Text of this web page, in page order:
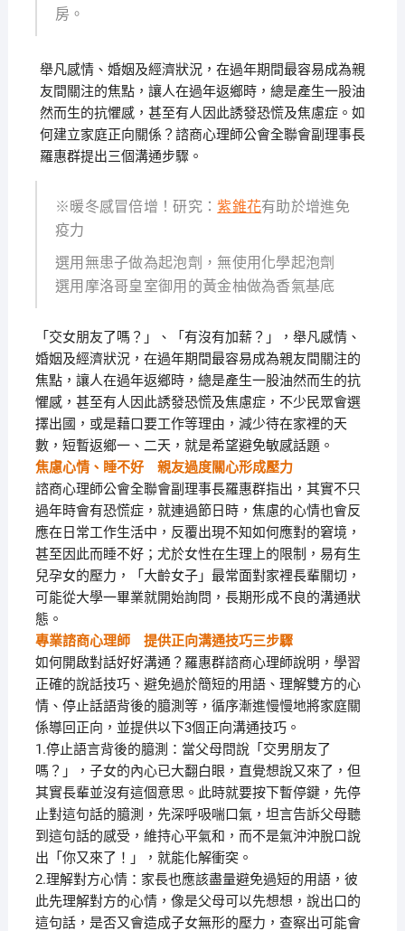
房。
舉凡感情、婚姻及經濟狀況，在過年期間最容易成為親
友間關注的焦點，讓人在過年返鄉時，總是產生一股油
然而生的抗懼感，甚至有人因此誘發恐慌及焦慮症。如
何建立家庭正向關係？諮商心理師公會全聯會副理事長
羅惠群提出三個溝通步驟。
※暖冬感冒倍增！研究：紫錐花有助於增進免
疫力
選用無患子做為起泡劑，無使用化學起泡劑
選用摩洛哥皇室御用的黃金柚做為香氣基底
「交女朋友了嗎？」、「有沒有加薪？」，舉凡感情、
婚姻及經濟狀況，在過年期間最容易成為親友間關注的
焦點，讓人在過年返鄉時，總是產生一股油然而生的抗
懼感，甚至有人因此誘發恐慌及焦慮症，不少民眾會選
擇出國，或是藉口要工作等理由，減少待在家裡的天
數，短暫返鄉一、二天，就是希望避免敏感話題。
焦慮心情、睡不好 親友過度關心形成壓力
諮商心理師公會全聯會副理事長羅惠群指出，其實不只
過年時會有恐慌症，就連過節日時，焦慮的心情也會反
應在日常工作生活中，反覆出現不知如何應對的窘境，
甚至因此而睡不好；尤於女性在生理上的限制，易有生
兒孕女的壓力，「大齡女子」最常面對家裡長輩關切，
可能從大學一畢業就開始詢問，長期形成不良的溝通狀
態。
專業諮商心理師 提供正向溝通技巧三步驟
如何開啟對話好好溝通？羅惠群諮商心理師說明，學習
正確的說話技巧、避免過於簡短的用語、理解雙方的心
情、停止話語背後的臆測等，循序漸進慢慢地將家庭關
係導回正向，並提供以下3個正向溝通技巧。
1.停止語言背後的臆測：當父母問說「交男朋友了
嗎？」，子女的內心已大翻白眼，直覺想說又來了，但
其實長輩並沒有這個意思。此時就要按下暫停鍵，先停
止對這句話的臆測，先深呼吸喘口氣，坦言告訴父母聽
到這句話的感受，維持心平氣和，而不是氣沖沖脫口說
出「你又來了！」，就能化解衝突。
2.理解對方心情：家長也應該盡量避免過短的用語，彼
此先理解對方的心情，像是父母可以先想想，說出口的
這句話，是否又會造成子女無形的壓力，查察出可能會